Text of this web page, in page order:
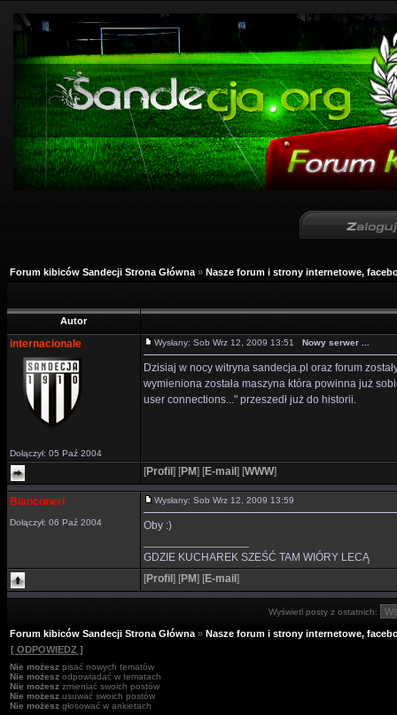
Forum kibiców Sandecji Strona Główna » Nasze forum i strony internetowe,
Autor
internacionale
Dołączył: 05 Paź 2004
Wysłany: Sob Wrz 12, 2009 13:51 Nowy serwer ...
Dzisiaj w nocy witryna sandecja.pl oraz forum
wymieniona została maszyna która powinna już
user connections..." przeszedł już do historii.
[Profil ] [PM] [E-mail ] [WWW]
Bianconeri
Dołączył: 06 Paź 2004
Wysłany: Sob Wrz 12, 2009 13:59
Oby :)
GDZIE KUCHAREK SZEŚĆ TAM WIÓRY LECĄ
[Profil ] [PM] [E-mail ]
Wyświetl posty z ostatnich:
Forum kibiców Sandecji Strona Główna » Nasze forum i strony internetowe,
[ ODPOWIEDZ ]
Nie możesz pisać nowych tematów
Nie możesz odpowiadać w tematach
Nie możesz zmieniać swoich postów
Nie możesz usuwać swoich postów
Nie możesz głosować w ankietach